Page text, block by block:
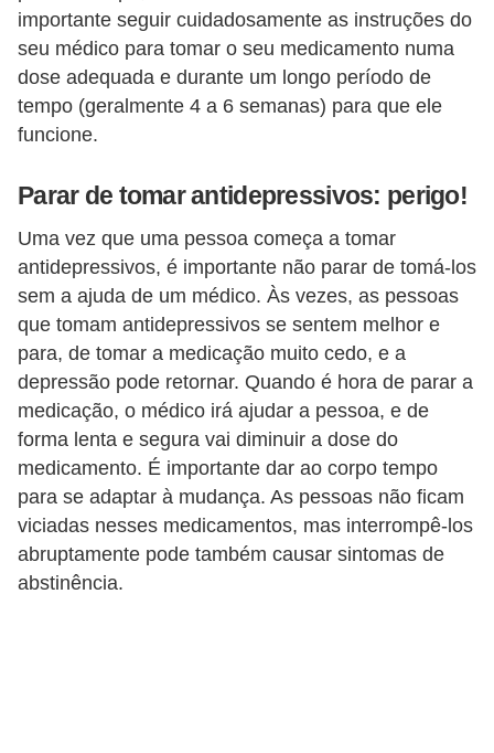
importante seguir cuidadosamente as instruções do
seu médico para tomar o seu medicamento numa
dose adequada e durante um longo período de
tempo (geralmente 4 a 6 semanas) para que ele
funcione.
Parar de tomar antidepressivos: perigo!
Uma vez que uma pessoa começa a tomar
antidepressivos, é importante não parar de tomá-los
sem a ajuda de um médico. Às vezes, as pessoas
que tomam antidepressivos se sentem melhor e
para, de tomar a medicação muito cedo, e a
depressão pode retornar. Quando é hora de parar a
medicação, o médico irá ajudar a pessoa, e de
forma lenta e segura vai diminuir a dose do
medicamento. É importante dar ao corpo tempo
para se adaptar à mudança. As pessoas não ficam
viciadas nesses medicamentos, mas interrompê-los
abruptamente pode também causar sintomas de
abstinência.